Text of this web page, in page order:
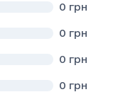
0 грн
0 грн
0 грн
0 грн